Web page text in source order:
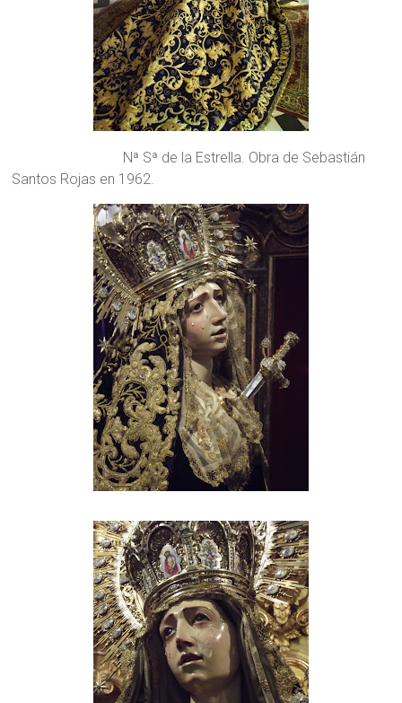
Nª Sª de la Estrella. Obra de Sebastián
Santos Rojas en 1962.